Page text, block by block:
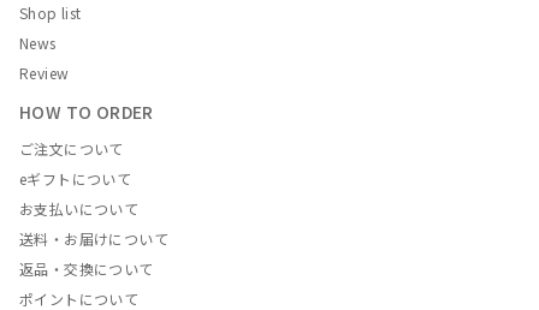
Shop list
News
Review
HOW TO ORDER
ご注文について
eギフトについて
お支払いについて
送料・お届けについて
返品・交換について
ポイントについて